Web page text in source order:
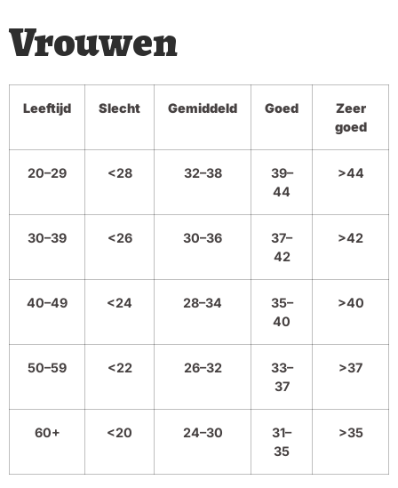
Vrouwen
Leeftijd Slecht Gemiddeld Goed
Zeer
goed
20–29 <28 32–38
39–
44
>44
30–39 <26 30–36
37–
42
>42
40–49 <24 28–34
35–
40
>40
50–59 <22 26–32
33–
37
>37
60+ <20 24–30
31–
35
>35